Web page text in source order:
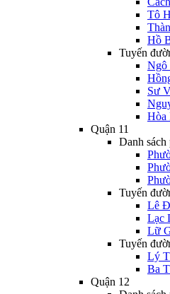
Tô
Hồ
Tuyến
Ngô
Sư
Hòa
Quận 11
Danh
Tuyến
Lê
Lạc
Lữ
Tuyến
Lý
Ba
Quận 12